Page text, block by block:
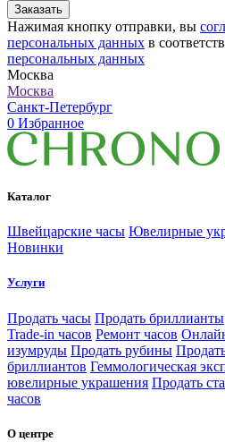
Заказать
Нажимая кнопку отправки, вы
персональных данных в
персональных данных
Москва
Москва
Санкт-Петербург
0 Избранное
Каталог
Швейцарские часы Ювелирные
Новинки
Услуги
Продать часы Продать бриллианты
Trade-in часов Ремонт часов
изумруды Продать рубины
бриллиантов Геммологическая
ювелирные украшения Продать
часов
О центре